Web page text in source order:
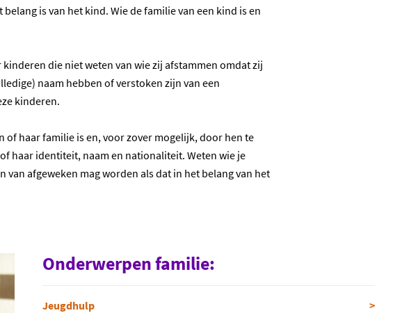
is van het kind. Wie de familie van een kind is en
die niet weten van wie zij afstammen omdat zij
naam hebben of verstoken zijn van een
kinderen.
haar familie is en, voor zover mogelijk, door hen te
haar identiteit, naam en nationaliteit. Weten wie je
afgeweken mag worden als dat in het belang van het
Onderwerpen familie:
Jeugdhulp